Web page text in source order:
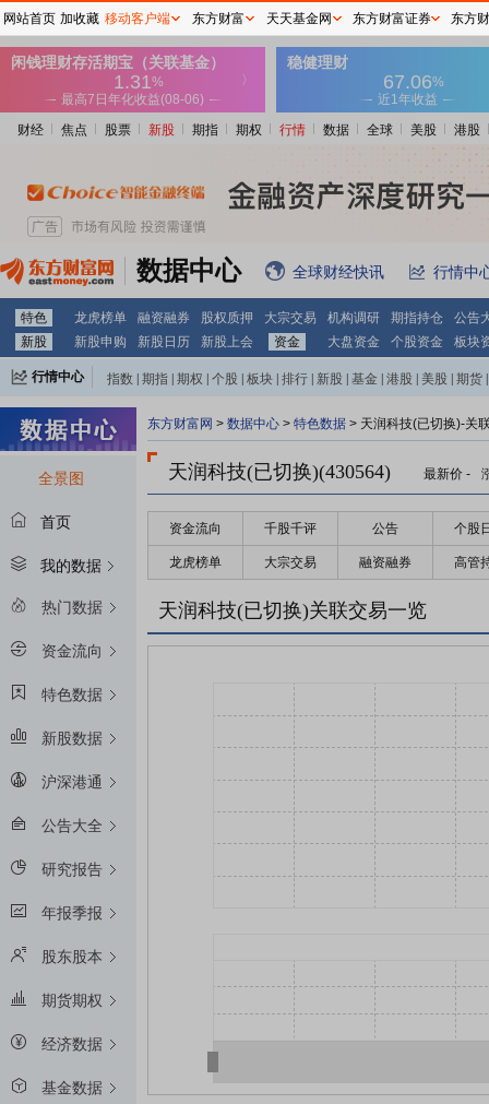
财经 焦点 股票 新股 期指 期权 行情 数据 全球 美股 港股
数据中心 全球财经快讯 行情中
特色 龙虎榜单 融资融券 股权质押 大宗交易 机构调研 期指持仓
公告
新股
新股申购 新股日历 新股上会 资金 大盘资金 个股资金 板块
行情中心 指数 期指 期权 个股 板块 排行 新股 基金 港股 美股 期货
全景图
首页
我的数据
热门数据
资金流向
特色数据
新股数据
沪深港通
公告大全
研究报告
年报季报
股东股本
期货期权
经济数据
基金数据
东方财富网 > 数据中心 > 特色数据 > 天润科技(已切换)-关
天润科技(已切换)(430564) 最新价 -
资金流向 千股千评 公告 个股
龙虎榜单 大宗交易 融资融券 高管
天润科技(已切换)关联交易一览
网站首页 加收藏 移动客户端 东方财富 天天基金网 东方财富证券 东方